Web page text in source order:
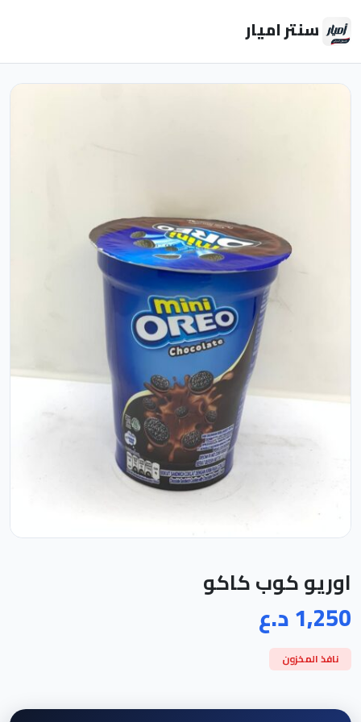
سنتر اميار
اوريو كوب كاكو
1,250 د.ع
نافذ المخزون